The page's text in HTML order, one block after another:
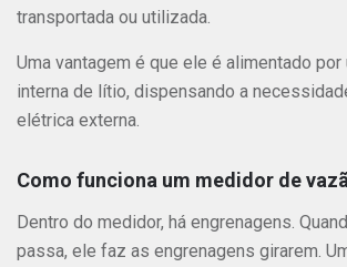
transportada ou utilizada.
Uma vantagem é que ele é alimentado por
interna de lítio, dispensando a
elétrica externa.
Como funciona um medidor de
Dentro do medidor, há engrenagens.
passa, ele faz as engrenagens girarem.